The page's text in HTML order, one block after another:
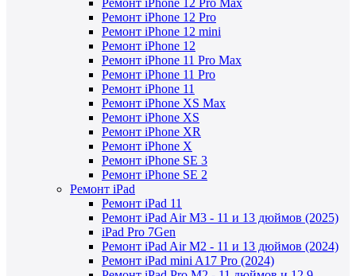
Ремонт iPhone 12 Pro Max
Ремонт iPhone 12 Pro
Ремонт iPhone 12 mini
Ремонт iPhone 12
Ремонт iPhone 11 Pro Max
Ремонт iPhone 11 Pro
Ремонт iPhone 11
Ремонт iPhone XS Max
Ремонт iPhone XS
Ремонт iPhone XR
Ремонт iPhone X
Ремонт iPhone SE 3
Ремонт iPhone SE 2
Ремонт iPad
Ремонт iPad 11
Ремонт iPad Air M3 - 11 и 13 дюймов (2025)
iPad Pro 7Gen
Ремонт iPad Air M2 - 11 и 13 дюймов (2024)
Ремонт iPad mini A17 Pro (2024)